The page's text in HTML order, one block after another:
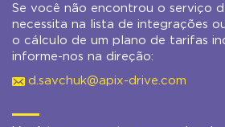
Se você não encontrou o serviço
necessita na lista de integrações
o cálculo de um plano de tarifas
informe-nos na direção:
d.savchuk@apix-drive.com